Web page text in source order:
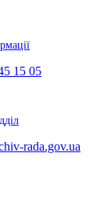
15 05
rada.gov.ua